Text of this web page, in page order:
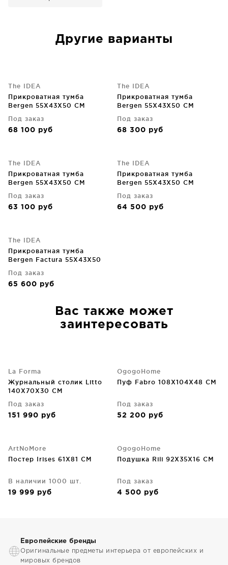
Другие варианты
The IDEA
Прикроватная тумба
Bergen 55X43X50 CM
Под заказ
68 100 руб
The IDEA
Прикроватная тумба
Bergen 55X43X50 CM
Под заказ
68 300 руб
The IDEA
Прикроватная тумба
Bergen 55X43X50 CM
Под заказ
63 100 руб
The IDEA
Прикроватная тумба
Bergen 55X43X50 CM
Под заказ
64 500 руб
The IDEA
Прикроватная тумба
Bergen Factura 55X43X50
Под заказ
65 600 руб
Вас также может
заинтересовать
La Forma
Журнальный столик Litto
140X70X30 CM
Под заказ
151 990 руб
OgogoHome
Пуф Fabro 108X104X48 CM
Под заказ
52 200 руб
ArtNoMore
Постер Irises 61X81 CM
В наличии 1000 шт.
19 999 руб
OgogoHome
Подушка Rili 92X35X16 CM
Под заказ
4 500 руб
Европейские бренды
Оригинальные предметы интерьера от европейских и
мировых брендов